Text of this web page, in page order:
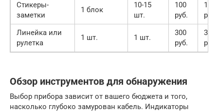
Стикеры-
заметки
1 блок
10-15
шт.
100
руб.
100
руб.
Линейка или
рулетка
1 шт. 1 шт.
300
руб.
300
руб.
Обзор инструментов для обнаружения
Выбор прибора зависит от вашего бюджета и того,
насколько глубоко замурован кабель. Индикаторы